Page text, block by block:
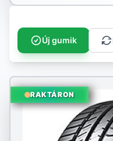
Imperial
Kenda
Kingstar
Kleber
Kormoran
Új gumik
RAKTÁRON